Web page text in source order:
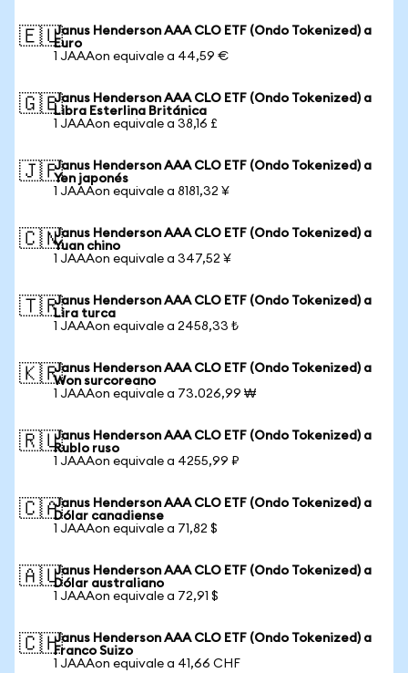
🇪🇺Janus Henderson AAA CLO ETF (Ondo Tokenized) a
Euro
1 JAAAon equivale a 44,59 €
🇬🇧Janus Henderson AAA CLO ETF (Ondo Tokenized) a
Libra Esterlina Británica
1 JAAAon equivale a 38,16 £
🇯🇵Janus Henderson AAA CLO ETF (Ondo Tokenized) a
Yen japonés
1 JAAAon equivale a 8181,32 ¥
🇨🇳Janus Henderson AAA CLO ETF (Ondo Tokenized) a
Yuan chino
1 JAAAon equivale a 347,52 ¥
🇹🇷Janus Henderson AAA CLO ETF (Ondo Tokenized) a
Lira turca
1 JAAAon equivale a 2458,33 ₺
🇰🇷Janus Henderson AAA CLO ETF (Ondo Tokenized) a
Won surcoreano
1 JAAAon equivale a 73.026,99 ₩
🇷🇺Janus Henderson AAA CLO ETF (Ondo Tokenized) a
Rublo ruso
1 JAAAon equivale a 4255,99 ₽
🇨🇦Janus Henderson AAA CLO ETF (Ondo Tokenized) a
Dólar canadiense
1 JAAAon equivale a 71,82 $
🇦🇺Janus Henderson AAA CLO ETF (Ondo Tokenized) a
Dólar australiano
1 JAAAon equivale a 72,91 $
🇨🇭Janus Henderson AAA CLO ETF (Ondo Tokenized) a
Franco Suizo
1 JAAAon equivale a 41,66 CHF